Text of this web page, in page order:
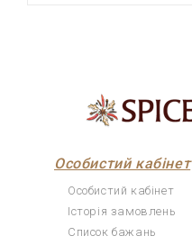
Особистий кабінет
Особистий кабінет
Історія замовлень
Список бажань